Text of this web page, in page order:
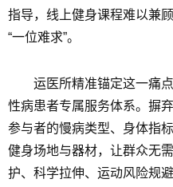
指导，线上健身课程难以兼
“一位难求”。
运医所精准锚定这一痛
性病患者专属服务体系。摒
参与者的慢病类型、身体指
健身场地与器材，让群众无
护、科学拉伸、运动风险规